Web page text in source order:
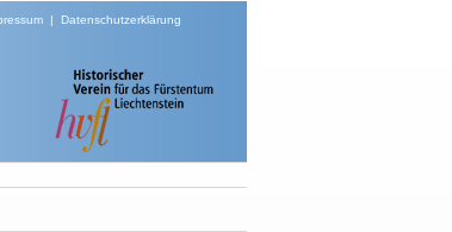
| Datenschutzerklärung